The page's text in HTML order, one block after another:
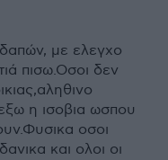
με ελεγχο
πισω.Οσοι δεν
η ισοβια ωσπου
οσοι
και ολοι οι